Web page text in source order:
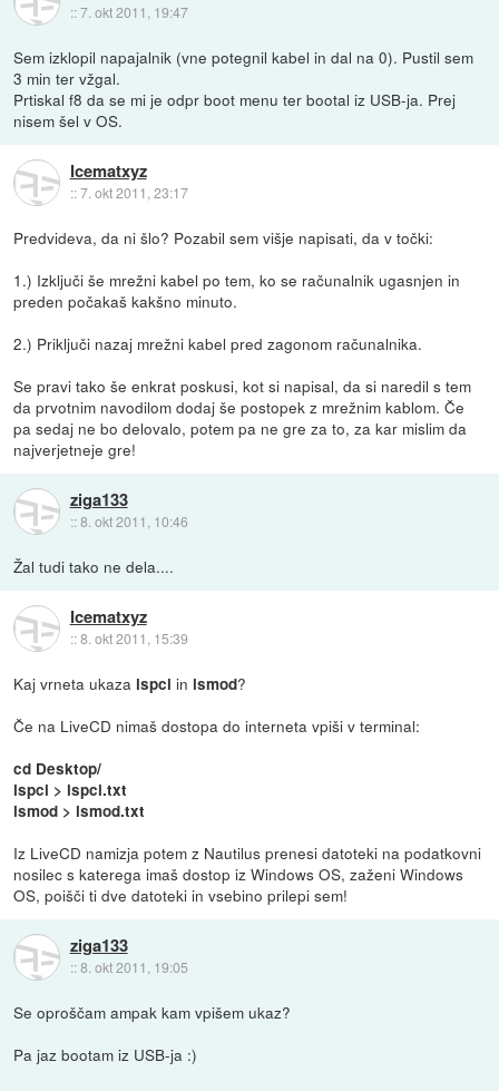
::7. okt 2011, 19:47
Sem izklopil napajalnik (vne potegnil kabel in dal na 0). Pustil sem
3 min ter vžgal.
Prtiskal f8 da se mi je odpr boot menu ter bootal iz USB-ja. Prej
nisem šel v OS.
Icematxyz
::7. okt 2011, 23:17
Predvideva, da ni šlo? Pozabil sem višje napisati, da v točki:
1.) Izključi še mrežni kabel po tem, ko se računalnik ugasnjen in
preden počakaš kakšno minuto.
2.) Priključi nazaj mrežni kabel pred zagonom računalnika.
Se pravi tako še enkrat poskusi, kot si napisal, da si naredil s tem
da prvotnim navodilom dodaj še postopek z mrežnim kablom. Če
pa sedaj ne bo delovalo, potem pa ne gre za to, za kar mislim da
najverjetneje gre!
ziga133
::8. okt 2011, 10:46
Žal tudi tako ne dela....
Icematxyz
::8. okt 2011, 15:39
Kaj vrneta ukaza lspci in lsmod?
Če na LiveCD nimaš dostopa do interneta vpiši v terminal:
cd Desktop/
lspci > lspci.txt
lsmod > lsmod.txt
Iz LiveCD namizja potem z Nautilus prenesi datoteki na podatkovni
nosilec s katerega imaš dostop iz Windows OS, zaženi Windows
OS, poišči ti dve datoteki in vsebino prilepi sem!
ziga133
::8. okt 2011, 19:05
Se oproščam ampak kam vpišem ukaz?
Pa jaz bootam iz USB-ja :)